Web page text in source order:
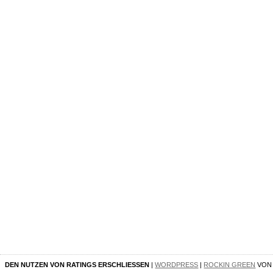
DEN NUTZEN VON RATINGS ERSCHLIESSEN |WORDPRESS | ROCKIN GREEN